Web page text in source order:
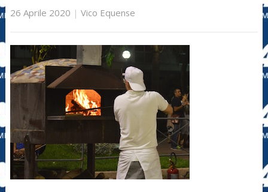
26 Aprile 2020 | Vico Equense